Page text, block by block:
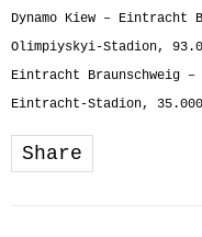
Dynamo Kiew – Eintracht
Olimpiyskyi-Stadion,
Eintracht Braunschweig –
Eintracht-Stadion,
Share